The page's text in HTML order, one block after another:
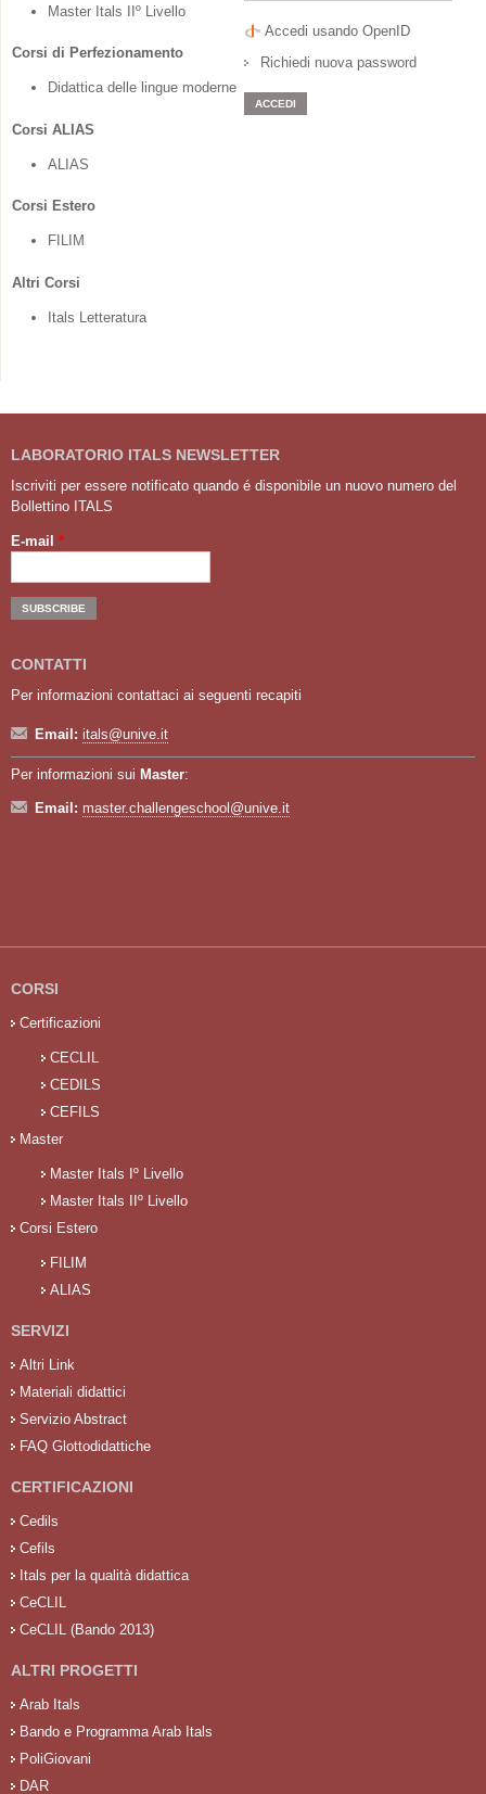
Master Itals IIº Livello
Corsi di Perfezionamento
Didattica delle lingue moderne
Corsi ALIAS
ALIAS
Corsi Estero
FILIM
Altri Corsi
Itals Letteratura
Accedi usando OpenID
Richiedi nuova password
LABORATORIO ITALS NEWSLETTER
Iscriviti per essere notificato quando é disponibile un nuovo numero del
Bollettino ITALS
E-mail *
CONTATTI
Per informazioni contattaci ai seguenti recapiti
Email: itals@unive.it
Per informazioni sui Master:
Email: master.challengeschool@unive.it
CORSI
Certificazioni
CECLIL
CEDILS
CEFILS
Master
Master Itals Iº Livello
Master Itals IIº Livello
Corsi Estero
FILIM
ALIAS
SERVIZI
Altri Link
Materiali didattici
Servizio Abstract
FAQ Glottodidattiche
CERTIFICAZIONI
Cedils
Cefils
Itals per la qualità didattica
CeCLIL
CeCLIL (Bando 2013)
ALTRI PROGETTI
Arab Itals
Bando e Programma Arab Itals
PoliGiovani
DAR